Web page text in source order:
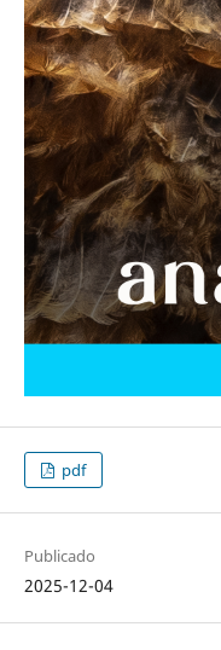
pdf
Publicado
2025-12-04